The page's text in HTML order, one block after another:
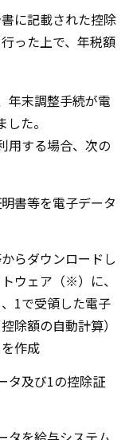
に記載された控除
った上で、年税額
年末調整手続が電
た。
用する場合、次の
書等を電子データ
らダウンロードし
ウェア（※）に、
1で受領した電子
除額の自動計算）
作成
タ及び1の控除証